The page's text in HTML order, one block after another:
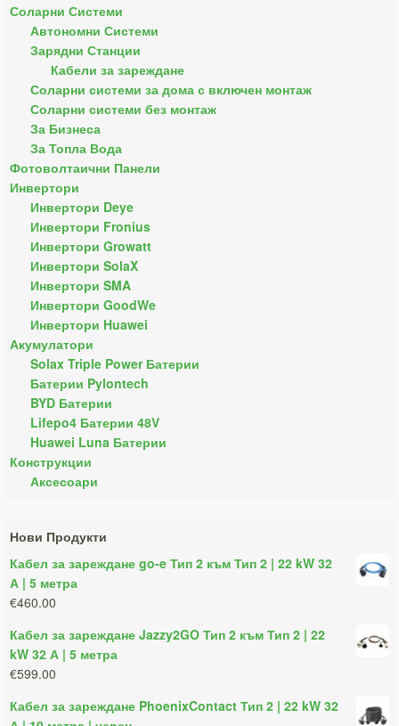
Соларни Системи
Автономни Системи
Зарядни Станции
Кабели за зареждане
Соларни системи за дома с включен монтаж
Соларни системи без монтаж
За Бизнеса
За Топла Вода
Фотоволтаични Панели
Инвертори
Инвертори Deye
Инвертори Fronius
Инвертори Growatt
Инвертори SolaX
Инвертори SMA
Инвертори GoodWe
Инвертори Huawei
Акумулатори
Solax Triple Power Батерии
Батерии Pylontech
BYD Батерии
Lifepo4 Батерии 48V
Huawei Luna Батерии
Конструкции
Аксесоари
Нови Продукти
Кабел за зареждане go-e Тип 2 към Тип 2 | 22 kW 32
А | 5 метра
€460.00
Кабел за зареждане Jazzy2GO Тип 2 към Тип 2 | 22
kW 32 А | 5 метра
€599.00
Кабел за зареждане PhoenixContact Тип 2 | 22 kW 32